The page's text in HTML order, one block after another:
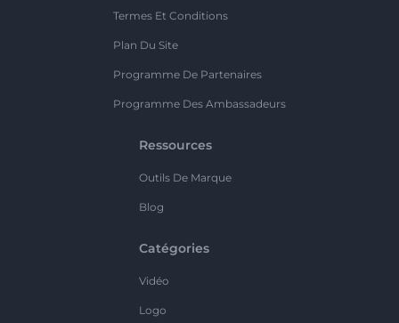
Termes Et Conditions
Plan Du Site
Programme De Partenaires
Programme Des Ambassadeurs
Ressources
Outils De Marque
Blog
Catégories
Vidéo
Logo